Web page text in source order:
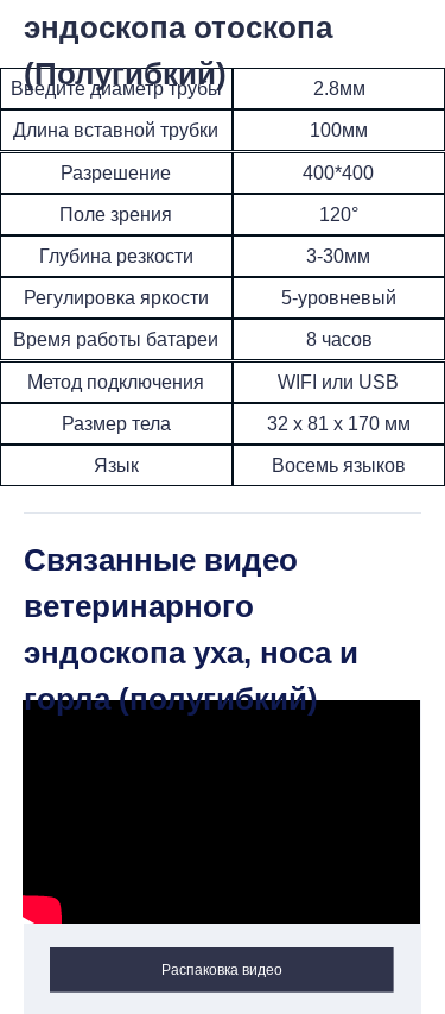
Введите диаметр трубы
Длина вставной трубки
Разрешение
Поле зрения
Глубина резкости
2.8мм
100мм
400*400
120°
3-30мм
Регулировка яркости
Время работы батареи
Метод подключения
Размер тела
Язык
5-уровневый
8 часов
WIFI или USB
32 x 81 x 170 мм
Восемь языков
эндоскопа отоскопа
(Полугибкий)
Распаковка видео
Связанные видео
ветеринарного
эндоскопа уха, носа и
горла (полугибкий)